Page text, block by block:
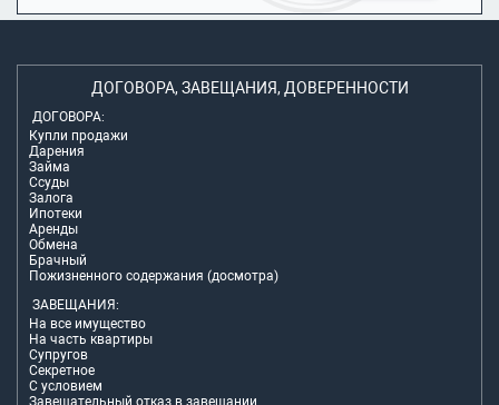
ДОГОВОРА, ЗАВЕЩАНИЯ, ДОВЕРЕННОСТИ
ДОГОВОРА:
Купли продажи
Дарения
Займа
Ссуды
Залога
Ипотеки
Аренды
Обмена
Брачный
Пожизненного содержания (досмотра)
ЗАВЕЩАНИЯ:
На все имущество
На часть квартиры
Супругов
Секретное
С условием
Завещательный отказ в завещании